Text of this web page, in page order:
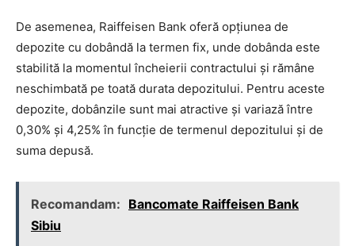
De asemenea, Raiffeisen Bank oferă opțiunea de
depozite cu dobândă la termen fix, unde dobânda este
stabilită la momentul încheierii contractului și rămâne
neschimbată pe toată durata depozitului. Pentru aceste
depozite, dobânzile sunt mai atractive și variază între
0,30% și 4,25% în funcție de termenul depozitului și de
suma depusă.
Recomandam: Bancomate Raiffeisen Bank
Sibiu